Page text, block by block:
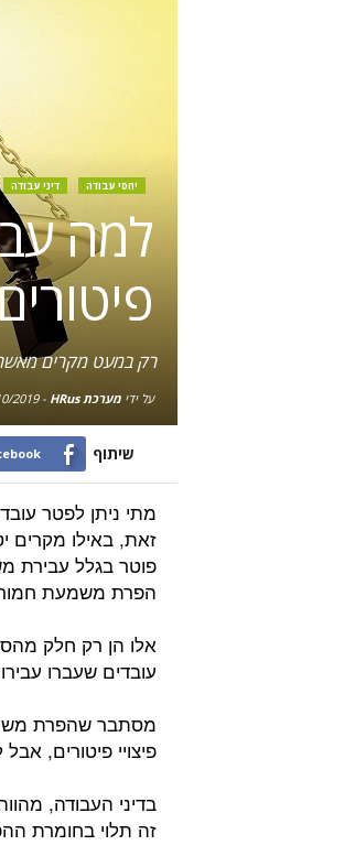
יחסי עבודה דיני עבודה
למה
רק במעט מקרים מאשר
על ידימערכת HRus -
2019
שיתוף
מתי ניתן לפטר
זאת, באילו מקרים
פוטר בגלל עבירת
הפרת משמעת
אלו הן רק חלק
עובדים שעברו
מסתבר שהפרת
פיצויי פיטורים,
בדיני העבודה,
זה תלוי בחומרת